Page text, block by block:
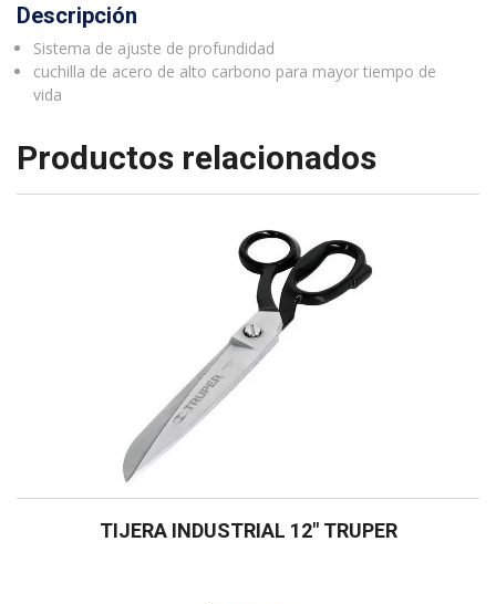
Descripción
Sistema de ajuste de profundidad
cuchilla de acero de alto carbono para mayor tiempo de
vida
Productos relacionados
TIJERA INDUSTRIAL 12″ TRUPER